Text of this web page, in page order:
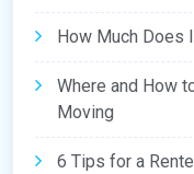
How Much Does
Where and How
Moving
6 Tips for a